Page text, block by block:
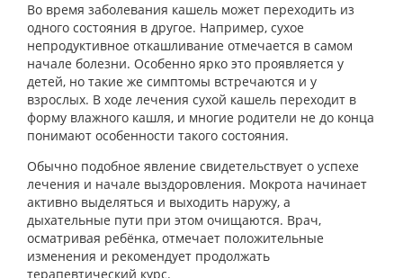
Во время заболевания кашель может переходить из
одного состояния в другое. Например, сухое
непродуктивное откашливание отмечается в самом
начале болезни. Особенно ярко это проявляется у
детей, но такие же симптомы встречаются и у
взрослых. В ходе лечения сухой кашель переходит в
форму влажного кашля, и многие родители не до конца
понимают особенности такого состояния.
Обычно подобное явление свидетельствует о успехе
лечения и начале выздоровления. Мокрота начинает
активно выделяться и выходить наружу, а
дыхательные пути при этом очищаются. Врач,
осматривая ребёнка, отмечает положительные
изменения и рекомендует продолжать
терапевтический курс.